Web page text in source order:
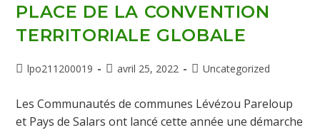
PLACE DE LA CONVENTION
TERRITORIALE GLOBALE
lpo211200019 avril 25, 2022 Uncategorized
Les Communautés de communes Lévézou Pareloup
et Pays de Salars ont lancé cette année une démarche